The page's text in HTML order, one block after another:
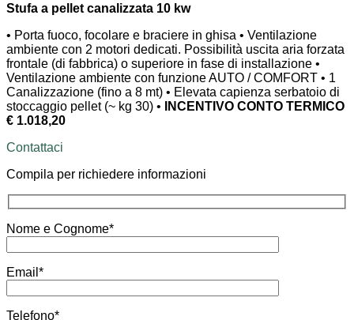
Stufa a pellet canalizzata 10 kw
• Porta fuoco, focolare e braciere in ghisa • Ventilazione
ambiente con 2 motori dedicati. Possibilità uscita aria forzata
frontale (di fabbrica) o superiore in fase di installazione •
Ventilazione ambiente con funzione AUTO / COMFORT • 1
Canalizzazione (fino a 8 mt) • Elevata capienza serbatoio di
stoccaggio pellet (~ kg 30) •
INCENTIVO CONTO TERMICO
€ 1.018,20
Contattaci
Compila per richiedere informazioni
Nome e Cognome*
Email*
Telefono*